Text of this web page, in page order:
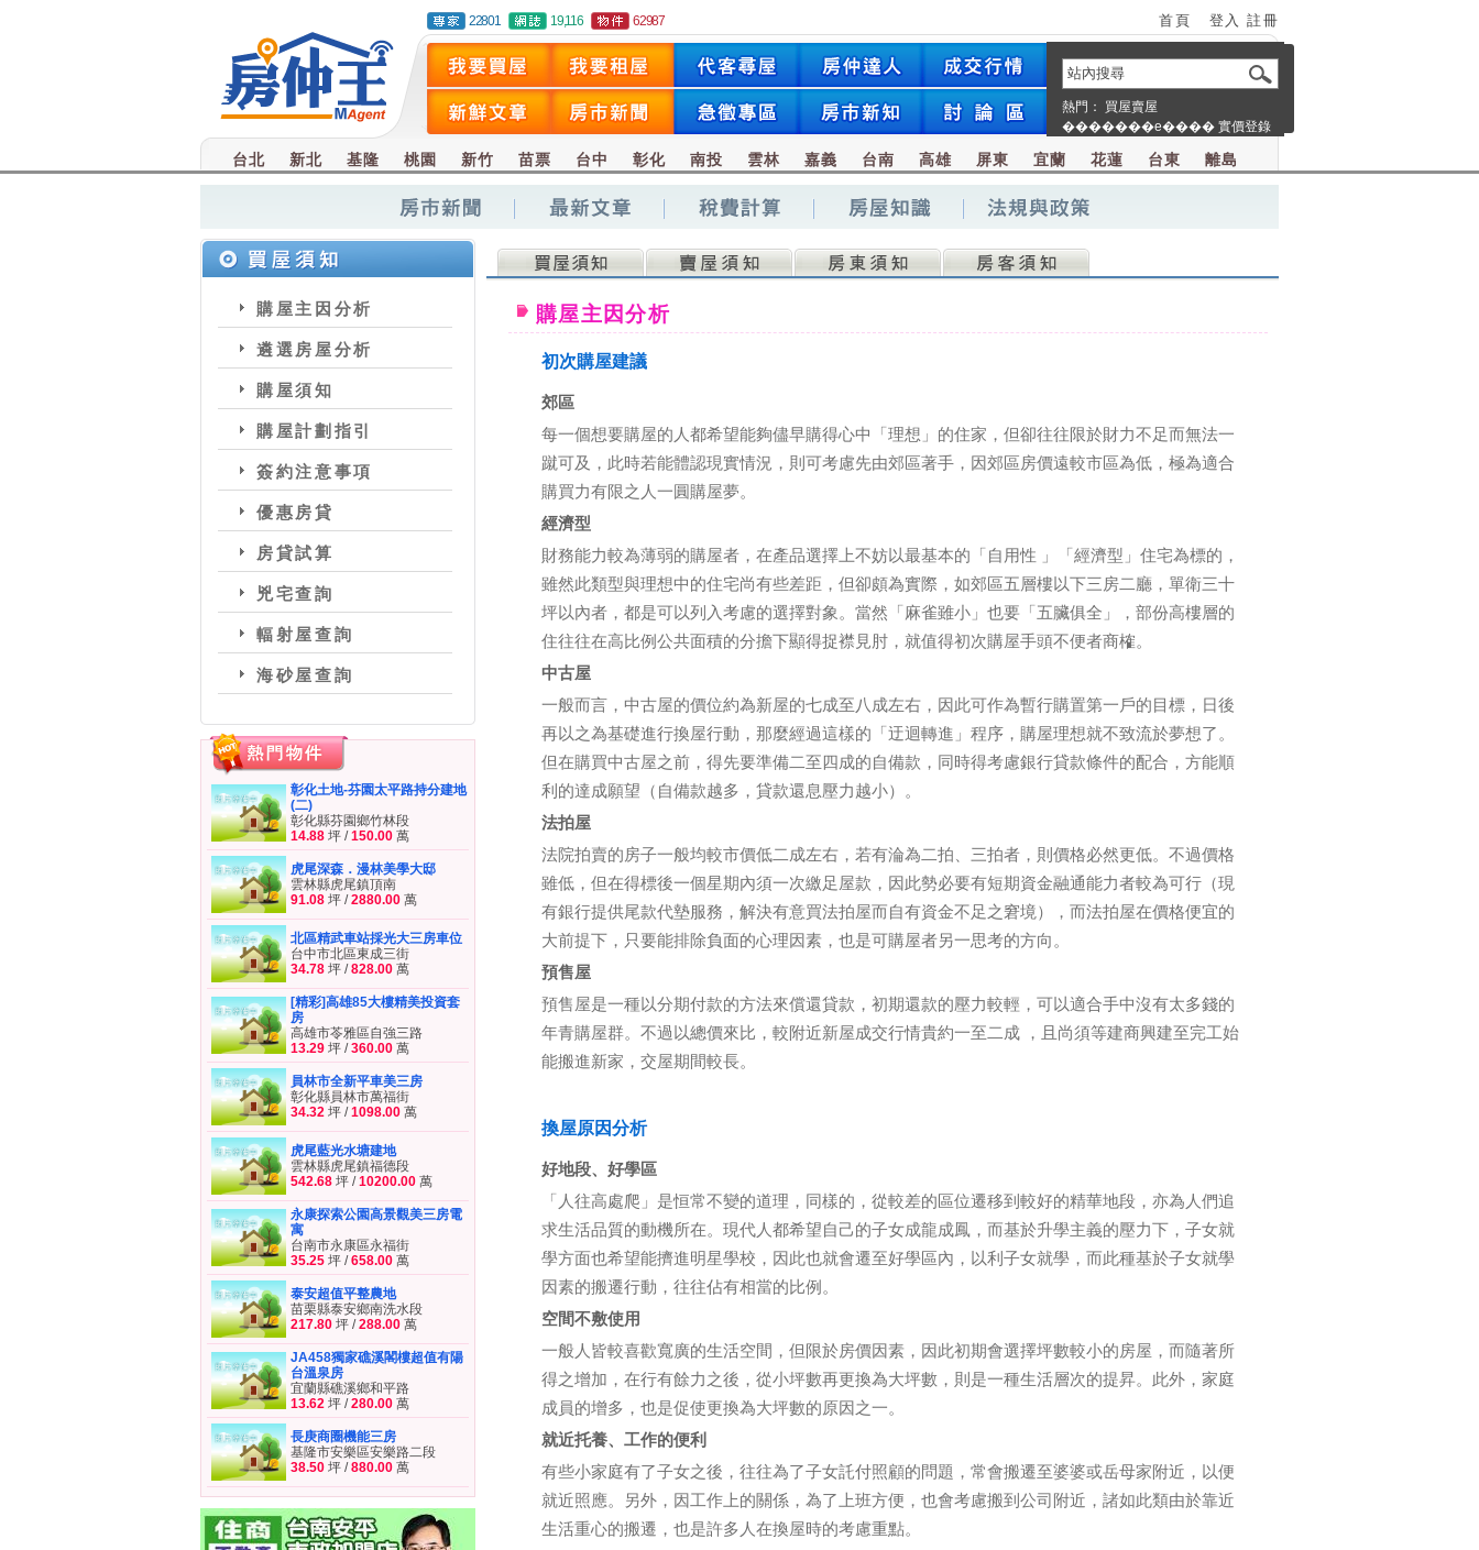
22801 19,116 62987 首頁 登入 註冊
熱門： 買屋賣屋
�������e���� 實價登錄
台北 新北 基隆 桃園 新竹 苗票 台中 彰化 南投 雲林 嘉義 台南 高雄 屏東 宜蘭 花蓮 台東 離島
購屋主因分析
遴選房屋分析
購屋須知
購屋計劃指引
簽約注意事項
優惠房貸
房貸試算
兇宅查詢
輻射屋查詢
海砂屋查詢
彰化土地-芬園太平路持分建地
(二)
彰化縣芬園鄉竹林段
14.88 坪 /150.00 萬
虎尾深森．漫林美學大邸
雲林縣虎尾鎮頂南
91.08 坪 /2880.00 萬
北區精武車站採光大三房車位
台中市北區東成三街
34.78 坪 /828.00 萬
[精彩]高雄85大樓精美投資套
房
高雄市苓雅區自強三路
13.29 坪 /360.00 萬
員林市全新平車美三房
彰化縣員林市萬福街
34.32 坪 /1098.00 萬
虎尾藍光水塘建地
雲林縣虎尾鎮福德段
542.68 坪 /10200.00 萬
永康探索公園高景觀美三房電
寓
台南市永康區永福街
35.25 坪 /658.00 萬
泰安超值平整農地
苗栗縣泰安鄉南洗水段
217.80 坪 /288.00 萬
JA458獨家礁溪閣樓超值有陽
台溫泉房
宜蘭縣礁溪鄉和平路
13.62 坪 /280.00 萬
長庚商圈機能三房
基隆市安樂區安樂路二段
38.50 坪 /880.00 萬
購屋主因分析
初次購屋建議
郊區
每一個想要購屋的人都希望能夠儘早購得心中「理想」的住家，但卻往往限於財力不足而無法一
蹴可及，此時若能體認現實情況，則可考慮先由郊區著手，因郊區房價遠較市區為低，極為適合
購買力有限之人一圓購屋夢。
經濟型
財務能力較為薄弱的購屋者，在產品選擇上不妨以最基本的「自用性 」「經濟型」住宅為標的，
雖然此類型與理想中的住宅尚有些差距，但卻頗為實際，如郊區五層樓以下三房二廳，單衛三十
坪以內者，都是可以列入考慮的選擇對象。當然「麻雀雖小」也要「五臟俱全」，部份高樓層的
住往往在高比例公共面積的分擔下顯得捉襟見肘，就值得初次購屋手頭不便者商榷。
中古屋
一般而言，中古屋的價位約為新屋的七成至八成左右，因此可作為暫行購置第一戶的目標，日後
再以之為基礎進行換屋行動，那麼經過這樣的「迂迴轉進」程序，購屋理想就不致流於夢想了。
但在購買中古屋之前，得先要準備二至四成的自備款，同時得考慮銀行貸款條件的配合，方能順
利的達成願望（自備款越多，貸款還息壓力越小）。
法拍屋
法院拍賣的房子一般均較市價低二成左右，若有淪為二拍、三拍者，則價格必然更低。不過價格
雖低，但在得標後一個星期內須一次繳足屋款，因此勢必要有短期資金融通能力者較為可行（現
有銀行提供尾款代墊服務，解決有意買法拍屋而自有資金不足之窘境），而法拍屋在價格便宜的
大前提下，只要能排除負面的心理因素，也是可購屋者另一思考的方向。
預售屋
預售屋是一種以分期付款的方法來償還貸款，初期還款的壓力較輕，可以適合手中沒有太多錢的
年青購屋群。不過以總價來比，較附近新屋成交行情貴約一至二成 ，且尚須等建商興建至完工始
能搬進新家，交屋期間較長。
換屋原因分析
好地段、好學區
「人往高處爬」是恒常不變的道理，同樣的，從較差的區位遷移到較好的精華地段，亦為人們追
求生活品質的動機所在。現代人都希望自己的子女成龍成鳳，而基於升學主義的壓力下，子女就
學方面也希望能擠進明星學校，因此也就會遷至好學區內，以利子女就學，而此種基於子女就學
因素的搬遷行動，往往佔有相當的比例。
空間不敷使用
一般人皆較喜歡寬廣的生活空間，但限於房價因素，因此初期會選擇坪數較小的房屋，而隨著所
得之增加，在行有餘力之後，從小坪數再更換為大坪數，則是一種生活層次的提昇。此外，家庭
成員的增多，也是促使更換為大坪數的原因之一。
就近托養、工作的便利
有些小家庭有了子女之後，往往為了子女託付照顧的問題，常會搬遷至婆婆或岳母家附近，以便
就近照應。另外，因工作上的關係，為了上班方便，也會考慮搬到公司附近，諸如此類由於靠近
生活重心的搬遷，也是許多人在換屋時的考慮重點。